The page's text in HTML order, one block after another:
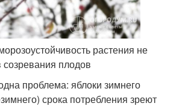
растения не
созревания плодов
проблема: яблоки зимнего
срока потребления зреют